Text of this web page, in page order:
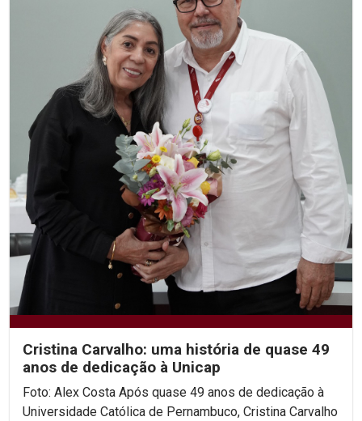
Cristina Carvalho: uma história de quase 49
anos de dedicação à Unicap
Foto: Alex Costa Após quase 49 anos de dedicação à
Universidade Católica de Pernambuco, Cristina Carvalho